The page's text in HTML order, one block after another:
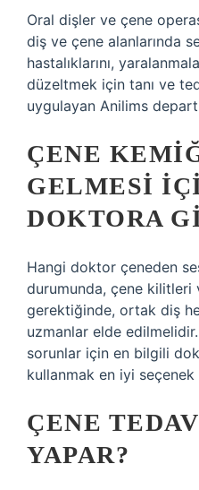
Oral dişler ve çene
diş ve çene alanlarında
hastalıklarını,
düzeltmek için tanı ve
uygulayan Anilims
ÇENE
GELMESI
DOKTORA
Hangi doktor çeneden
durumunda, çene kilitleri
gerektiğinde, ortak diş
uzmanlar elde
sorunlar için en bilgili
kullanmak en iyi seçenek
ÇENE
YAPAR?